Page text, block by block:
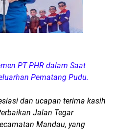
PT PHR dalam Saat
Pematang Pudu.
dan ucapan terima kasih
Jalan Tegar
Mandau, yang